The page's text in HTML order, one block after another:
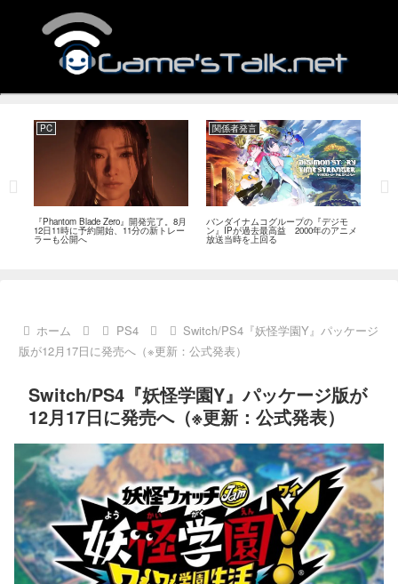
PC
『Phantom Blade Zero』開発完了。8月
12日11時に予約開始、11分の新トレー
ラーも公開へ
関係者発言
バンダイナムコグループの『デジモ
ン』IPが過去最高益 2000年のアニメ
放送当時を上回る
ホーム PS4
Switch/PS4『妖怪学園Y』パッケージ
版が12月17日に発売へ（※更新：公式発表）
Switch/PS4『妖怪学園Y』パッケージ版が
12月17日に発売へ（※更新：公式発表）